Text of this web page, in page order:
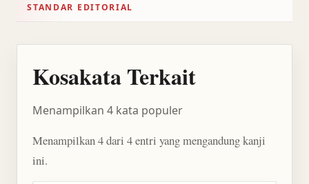
STANDAR EDITORIAL
Kosakata Terkait
Menampilkan 4 kata populer
Menampilkan 4 dari 4 entri yang mengandung kanji
ini.